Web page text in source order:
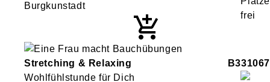
Burgkunstadt
Stretching & Relaxing
B331067
Wohlfühlstunde für Dich